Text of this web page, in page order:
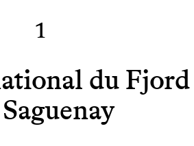
1
du Fjord